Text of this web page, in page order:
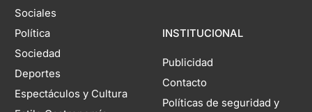
Sociales
Política
Sociedad
Deportes
Espectáculos y Cultura
INSTITUCIONAL
Publicidad
Contacto
Políticas de seguridad y